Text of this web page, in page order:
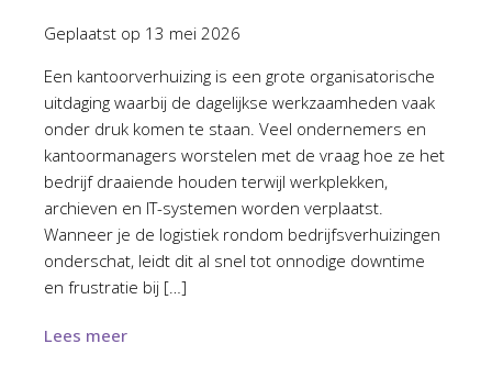
Geplaatst op 13 mei 2026
Een kantoorverhuizing is een grote organisatorische
uitdaging waarbij de dagelijkse werkzaamheden vaak
onder druk komen te staan. Veel ondernemers en
kantoormanagers worstelen met de vraag hoe ze het
bedrijf draaiende houden terwijl werkplekken,
archieven en IT-systemen worden verplaatst.
Wanneer je de logistiek rondom bedrijfsverhuizingen
onderschat, leidt dit al snel tot onnodige downtime
en frustratie bij […]
Lees meer